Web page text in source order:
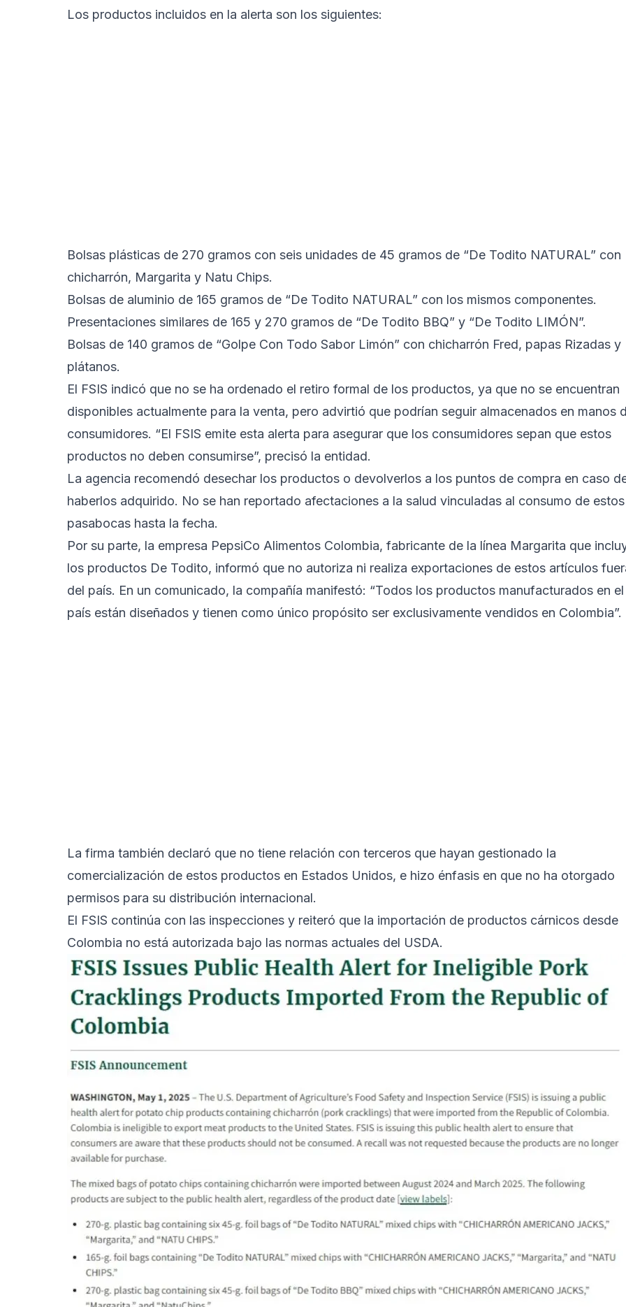
Los productos incluidos en la alerta son los siguientes:
Bolsas plásticas de 270 gramos con seis unidades de 45 gramos de “De Todito NATURAL” con
chicharrón, Margarita y Natu Chips.
Bolsas de aluminio de 165 gramos de “De Todito NATURAL” con los mismos componentes.
Presentaciones similares de 165 y 270 gramos de “De Todito BBQ” y “De Todito LIMÓN”.
Bolsas de 140 gramos de “Golpe Con Todo Sabor Limón” con chicharrón Fred, papas Rizadas y
plátanos.
El FSIS indicó que no se ha ordenado el retiro formal de los productos, ya que no se encuentran
disponibles actualmente para la venta, pero advirtió que podrían seguir almacenados en manos
consumidores. “El FSIS emite esta alerta para asegurar que los consumidores sepan que estos
productos no deben consumirse”, precisó la entidad.
La agencia recomendó desechar los productos o devolverlos a los puntos de compra en caso
haberlos adquirido. No se han reportado afectaciones a la salud vinculadas al consumo de estos
pasabocas hasta la fecha.
Por su parte, la empresa PepsiCo Alimentos Colombia, fabricante de la línea Margarita que
los productos De Todito, informó que no autoriza ni realiza exportaciones de estos artículos
del país. En un comunicado, la compañía manifestó: “Todos los productos manufacturados en el
país están diseñados y tienen como único propósito ser exclusivamente vendidos en Colombia”.
La firma también declaró que no tiene relación con terceros que hayan gestionado la
comercialización de estos productos en Estados Unidos, e hizo énfasis en que no ha otorgado
permisos para su distribución internacional.
El FSIS continúa con las inspecciones y reiteró que la importación de productos cárnicos desde
Colombia no está autorizada bajo las normas actuales del USDA.